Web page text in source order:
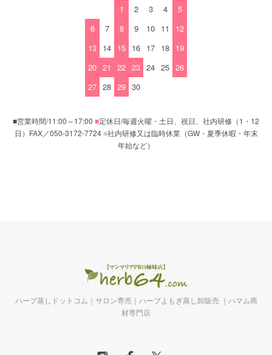
1
2 3 4
5
6
7 8 9 10 11
12
13 14 15 16 17 18 19
20 21 22 23 24 25 26
27 28 29 30
■営業時間/11:00～17:00 ■定休日/毎週火曜・土日、祝日、社内研修（1・12
日）FAX／050-3172-7724■社内研修又は臨時休業（GW・夏季休暇・年末
年始など）
ハーブ蒸しドットコム｜サロン専売｜ハーブよもぎ蒸し卸販売 ｜ハマム商
材専門店